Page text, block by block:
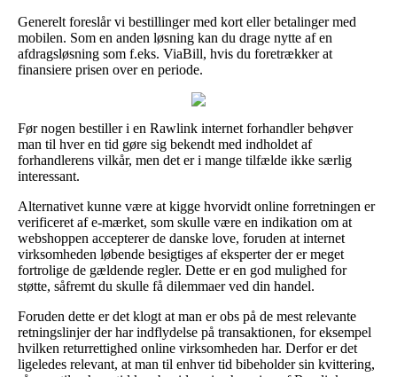
Generelt foreslår vi bestillinger med kort eller betalinger med
mobilen. Som en anden løsning kan du drage nytte af en
afdragsløsning som f.eks. ViaBill, hvis du foretrækker at
finansiere prisen over en periode.
Før nogen bestiller i en Rawlink internet forhandler behøver
man til hver en tid gøre sig bekendt med indholdet af
forhandlerens vilkår, men det er i mange tilfælde ikke særlig
interessant.
Alternativet kunne være at kigge hvorvidt online forretningen er
verificeret af e-mærket, som skulle være en indikation om at
webshoppen accepterer de danske love, foruden at internet
virksomheden løbende besigtiges af eksperter der er meget
fortrolige de gældende regler. Dette er en god mulighed for
støtte, såfremt du skulle få dilemmaer ved din handel.
Foruden dette er det klogt at man er obs på de mest relevante
retningslinjer der har indflydelse på transaktionen, for eksempel
hvilken returrettighed online virksomheden har. Derfor er det
ligeledes relevant, at man til enhver tid bibeholder sin kvittering,